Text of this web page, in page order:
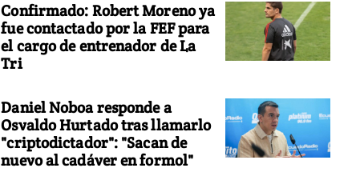
Confirmado: Robert Moreno ya
fue contactado por la FEF para
el cargo de entrenador de La
Tri
Daniel Noboa responde a
Osvaldo Hurtado tras llamarlo
"criptodictador": "Sacan de
nuevo al cadáver en formol"